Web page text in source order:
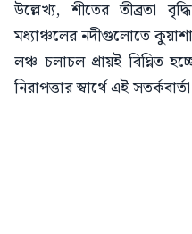
​উল্লেখ্য, শীতের তীব্রতা
মধ্যাঞ্চলের নদীগুলোতে
লঞ্চ চলাচল প্রায়ই বিঘ্নিত
নিরাপত্তার স্বার্থে এই